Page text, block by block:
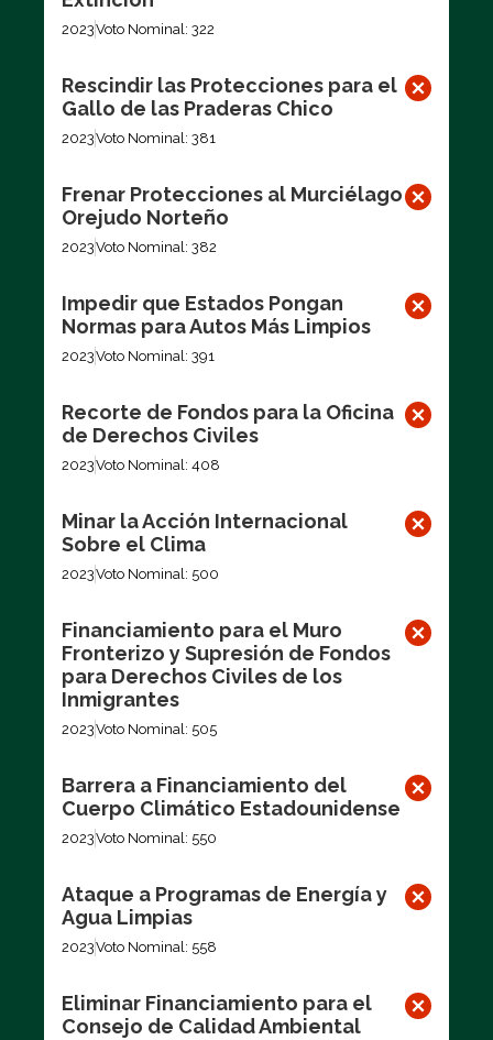
2023Voto Nominal: 322
Rescindir las Protecciones para el
Gallo de las Praderas Chico
2023Voto Nominal: 381
Frenar Protecciones al Murciélago
Orejudo Norteño
2023Voto Nominal: 382
Impedir que Estados Pongan
Normas para Autos Más Limpios
2023Voto Nominal: 391
Recorte de Fondos para la Oficina
de Derechos Civiles
2023Voto Nominal: 408
Minar la Acción Internacional
Sobre el Clima
2023Voto Nominal: 500
Financiamiento para el Muro
Fronterizo y Supresión de Fondos
para Derechos Civiles de los
Inmigrantes
2023Voto Nominal: 505
Barrera a Financiamiento del
Cuerpo Climático Estadounidense
2023Voto Nominal: 550
Ataque a Programas de Energía y
Agua Limpias
2023Voto Nominal: 558
Eliminar Financiamiento para el
Consejo de Calidad Ambiental